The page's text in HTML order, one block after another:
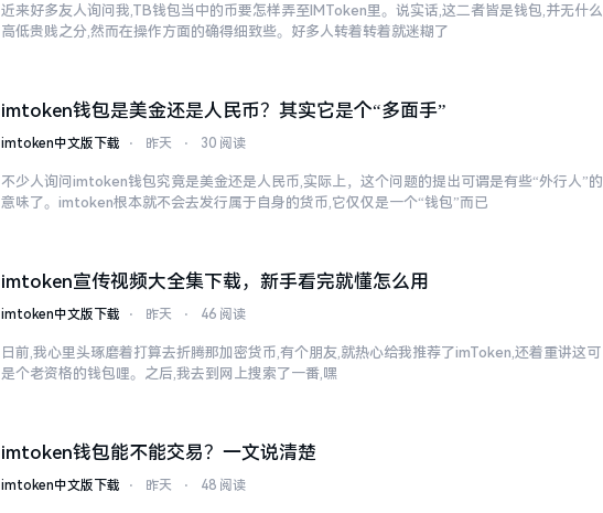
近来好多友人询问我,TB钱包当中的币要怎样弄至IMToken里。说实话,这二者皆是钱包,并无什么
高低贵贱之分,然而在操作方面的确得细致些。好多人转着转着就迷糊了
imtoken钱包是美金还是人民币？其实它是个“多面手”
imtoken中文版下载 ⋅ 昨天 ⋅ 30 阅读
不少人询问imtoken钱包究竟是美金还是人民币,实际上，这个问题的提出可谓是有些“外行人”的
意味了。imtoken根本就不会去发行属于自身的货币,它仅仅是一个“钱包”而已
imtoken宣传视频大全集下载，新手看完就懂怎么用
imtoken中文版下载 ⋅ 昨天 ⋅ 46 阅读
日前,我心里头琢磨着打算去折腾那加密货币,有个朋友,就热心给我推荐了imToken,还着重讲这可
是个老资格的钱包哩。之后,我去到网上搜索了一番,嘿
imtoken钱包能不能交易？一文说清楚
imtoken中文版下载 ⋅ 昨天 ⋅ 48 阅读